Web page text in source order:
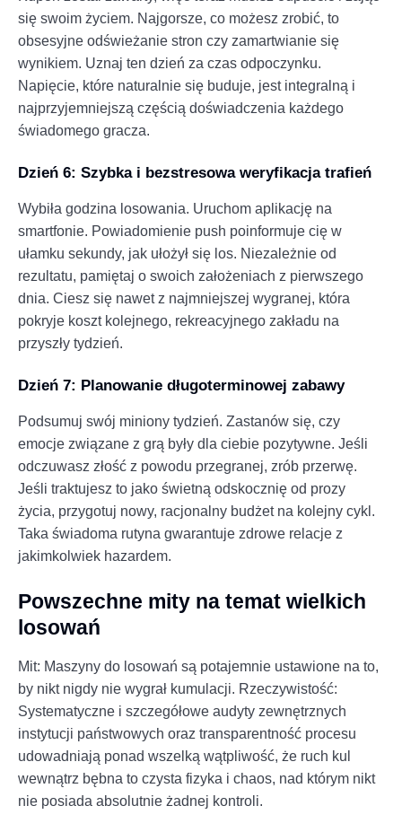
się swoim życiem. Najgorsze, co możesz zrobić, to
obsesyjne odświeżanie stron czy zamartwianie się
wynikiem. Uznaj ten dzień za czas odpoczynku.
Napięcie, które naturalnie się buduje, jest integralną i
najprzyjemniejszą częścią doświadczenia każdego
świadomego gracza.
Dzień 6: Szybka i bezstresowa weryfikacja trafień
Wybiła godzina losowania. Uruchom aplikację na
smartfonie. Powiadomienie push poinformuje cię w
ułamku sekundy, jak ułożył się los. Niezależnie od
rezultatu, pamiętaj o swoich założeniach z pierwszego
dnia. Ciesz się nawet z najmniejszej wygranej, która
pokryje koszt kolejnego, rekreacyjnego zakładu na
przyszły tydzień.
Dzień 7: Planowanie długoterminowej zabawy
Podsumuj swój miniony tydzień. Zastanów się, czy
emocje związane z grą były dla ciebie pozytywne. Jeśli
odczuwasz złość z powodu przegranej, zrób przerwę.
Jeśli traktujesz to jako świetną odskocznię od prozy
życia, przygotuj nowy, racjonalny budżet na kolejny cykl.
Taka świadoma rutyna gwarantuje zdrowe relacje z
jakimkolwiek hazardem.
Powszechne mity na temat wielkich
losowań
Mit: Maszyny do losowań są potajemnie ustawione na to,
by nikt nigdy nie wygrał kumulacji. Rzeczywistość:
Systematyczne i szczegółowe audyty zewnętrznych
instytucji państwowych oraz transparentność procesu
udowadniają ponad wszelką wątpliwość, że ruch kul
wewnątrz bębna to czysta fizyka i chaos, nad którym nikt
nie posiada absolutnie żadnej kontroli.